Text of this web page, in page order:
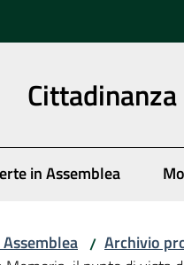
in Assemblea
/ Archivio